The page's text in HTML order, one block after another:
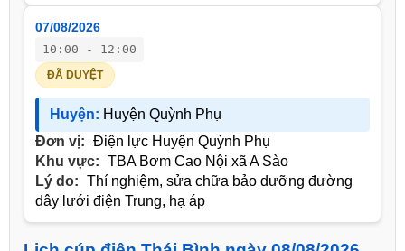
07/08/2026
10:00 - 12:00
ĐÃ DUYỆT
Huyện: Huyện Quỳnh Phụ
Đơn vị: Điện lực Huyện Quỳnh Phụ
Khu vực: TBA Bơm Cao Nội xã A Sào
Lý do: Thí nghiệm, sửa chữa bảo dưỡng đường
dây lưới điện Trung, hạ áp